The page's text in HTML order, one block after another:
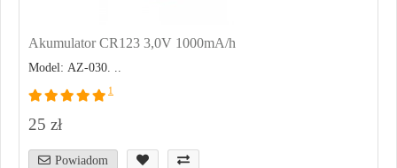
Akumulator CR123 3,0V 1000mA/h
Model: AZ-030. ..
1
25 zł
Powiadom